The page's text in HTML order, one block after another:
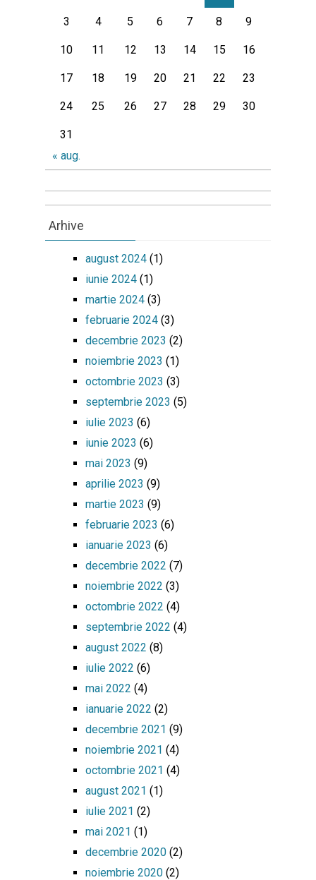
3 4 5 6 7 8 9
10 11 12 13 14 15 16
17 18 19 20 21 22 23
24 25 26 27 28 29 30
31
« aug.
Arhive
august 2024(1)
iunie 2024(1)
martie 2024(3)
februarie 2024(3)
decembrie 2023 (2)
noiembrie 2023 (1)
octombrie 2023 (3)
septembrie 2023 (5)
iulie 2023 (6)
iunie 2023 (6)
mai 2023 (9)
aprilie 2023 (9)
martie 2023 (9)
februarie 2023 (6)
ianuarie 2023 (6)
decembrie 2022 (7)
noiembrie 2022 (3)
octombrie 2022 (4)
septembrie 2022 (4)
august 2022 (8)
iulie 2022 (6)
mai 2022 (4)
ianuarie 2022 (2)
decembrie 2021 (9)
noiembrie 2021 (4)
octombrie 2021 (4)
august 2021 (1)
iulie 2021 (2)
mai 2021 (1)
decembrie 2020(2)
noiembrie 2020(2)